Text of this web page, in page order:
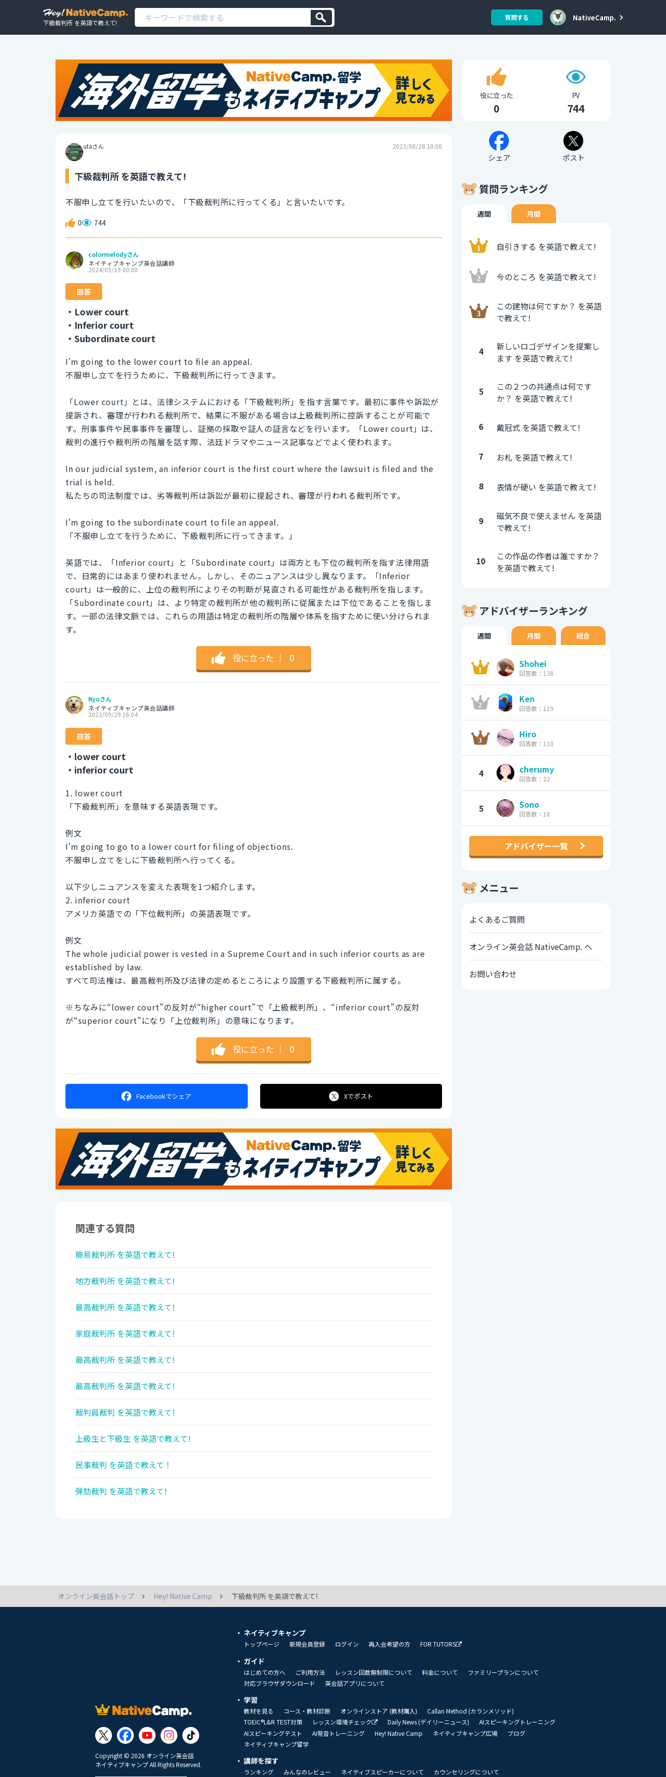
下級裁判所 を英語で教えて!
質問する NativeCamp.
utaさん 2023/08/28 10:00
下級裁判所 を英語で教えて!
不服申し立てを行いたいので、「下級裁判所に行ってくる」と言いたいです。
0 744
colormelodyさん
ネイティブキャンプ英会話講師
2024/05/19 00:00
回答
・Lower court
・Inferior court
・Subordinate court
I'm going to the lower court to file an appeal.
不服申し立てを行うために、下級裁判所に行ってきます。
「Lower court」とは、法律システムにおける「下級裁判所」を指す言葉です。最初に事件や訴訟が
提訴され、審理が行われる裁判所で、結果に不服がある場合は上級裁判所に控訴することが可能で
す。刑事事件や民事事件を審理し、証拠の採取や証人の証言などを行います。「Lower court」は、
裁判の進行や裁判所の階層を話す際、法廷ドラマやニュース記事などでよく使われます。
In our judicial system, an inferior court is the first court where the lawsuit is filed and the
trial is held.
私たちの司法制度では、劣等裁判所は訴訟が最初に提起され、審理が行われる裁判所です。
I'm going to the subordinate court to file an appeal.
「不服申し立てを行うために、下級裁判所に行ってきます。」
英語では、「Inferior court」と「Subordinate court」は両方とも下位の裁判所を指す法律用語
で、日常的にはあまり使われません。しかし、そのニュアンスは少し異なります。「Inferior
court」は一般的に、上位の裁判所によりその判断が見直される可能性がある裁判所を指します。
「Subordinate court」は、より特定の裁判所が他の裁判所に従属または下位であることを指しま
す。一部の法律文脈では、これらの用語は特定の裁判所の階層や体系を指すために使い分けられま
す。
役に立った ｜ 0
Ryoさん
ネイティブキャンプ英会話講師
2023/09/29 16:04
回答
・lower court
・inferior court
1. lower court
「下級裁判所」を意味する英語表現です。
例文
I'm going to go to a lower court for filing of objections.
不服申し立てをしに下級裁判所へ行ってくる。
以下少しニュアンスを変えた表現を1つ紹介します。
2. inferior court
アメリカ英語での「下位裁判所」の英語表現です。
例文
The whole judicial power is vested in a Supreme Court and in such inferior courts as are
established by law.
すべて司法権は、最高裁判所及び法律の定めるところにより設置する下級裁判所に属する。
※ちなみに“lower court”の反対が“higher court”で「上級裁判所」、“inferior court”の反対
が“superior court”になり「上位裁判所」の意味になります。
役に立った ｜ 0
Facebookでシェア Xでポスト
関連する質問
簡易裁判所 を英語で教えて!
地方裁判所 を英語で教えて!
最高裁判所 を英語で教えて!
家庭裁判所 を英語で教えて!
最高裁判所 を英語で教えて!
最高裁判所 を英語で教えて!
裁判員裁判 を英語で教えて!
上級生と下級生 を英語で教えて!
民事裁判 を英語で教えて！
弾劾裁判 を英語で教えて!
役に立った
0
PV
744
シェア ポスト
質問ランキング
週間 月間
自引きする を英語で教えて!
今のところ を英語で教えて!
この建物は何ですか？ を英語
で教えて!
4
新しいロゴデザインを提案し
ます を英語で教えて!
5
この２つの共通点は何です
か？ を英語で教えて!
6 戴冠式 を英語で教えて!
7 お札 を英語で教えて!
8 表情が硬い を英語で教えて!
9
磁気不良で使えません を英語
で教えて!
10
この作品の作者は誰ですか？
を英語で教えて!
アドバイザーランキング
週間 月間 総合
Shohei
回答数：138
Ken
回答数：119
Hiro
回答数：110
4 cherumy
回答数：22
5 Sono
回答数：18
アドバイザー一覧
メニュー
よくあるご質問
オンライン英会話 NativeCamp. へ
お問い合わせ
オンライン英会話トップ Hey! Native Camp 下級裁判所 を英語で教えて!
Copyright © 2026 オンライン英会話
ネイティブキャンプ All Rights Reserved.
ネイティブキャンプ
トップページ 新規会員登録 ログイン 再入会希望の方 FOR TUTORS
ガイド
はじめての方へ ご利用方法 レッスン回数無制限について 料金について
ファミリープランについて
対応ブラウザダウンロード
英会話アプリについて
学習
教材を見る コース・教材診断 オンラインストア (教材購入)
Callan Method (カランメソッド)
TOEIC®L&R TEST対策
レッスン環境チェック Daily News (デイリーニュース)
AIスピーキングトレーニング
AIスピーキングテスト
AI発音トレーニング Hey! Native Camp ネイティブキャンプ広場
ブログ
ネイティブキャンプ留学
講師を探す
ランキング みんなのレビュー ネイティブスピーカーについて カウンセリングについて